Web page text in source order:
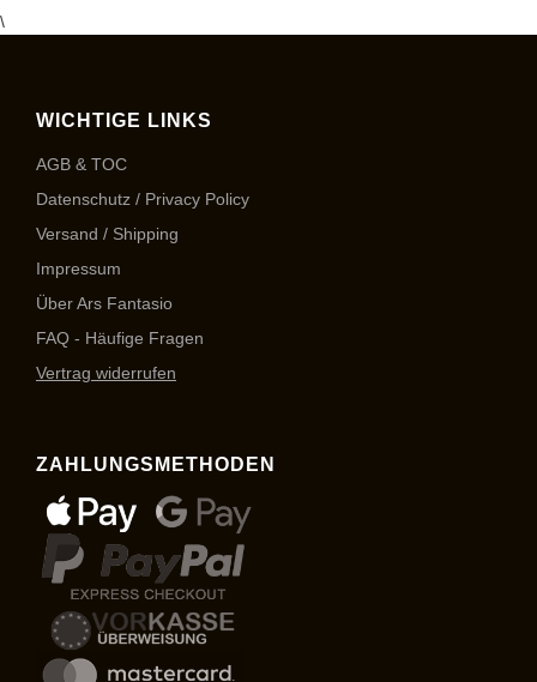
\
WICHTIGE LINKS
AGB & TOC
Datenschutz / Privacy Policy
Versand / Shipping
Impressum
Über Ars Fantasio
FAQ - Häufige Fragen
Vertrag widerrufen
ZAHLUNGSMETHODEN